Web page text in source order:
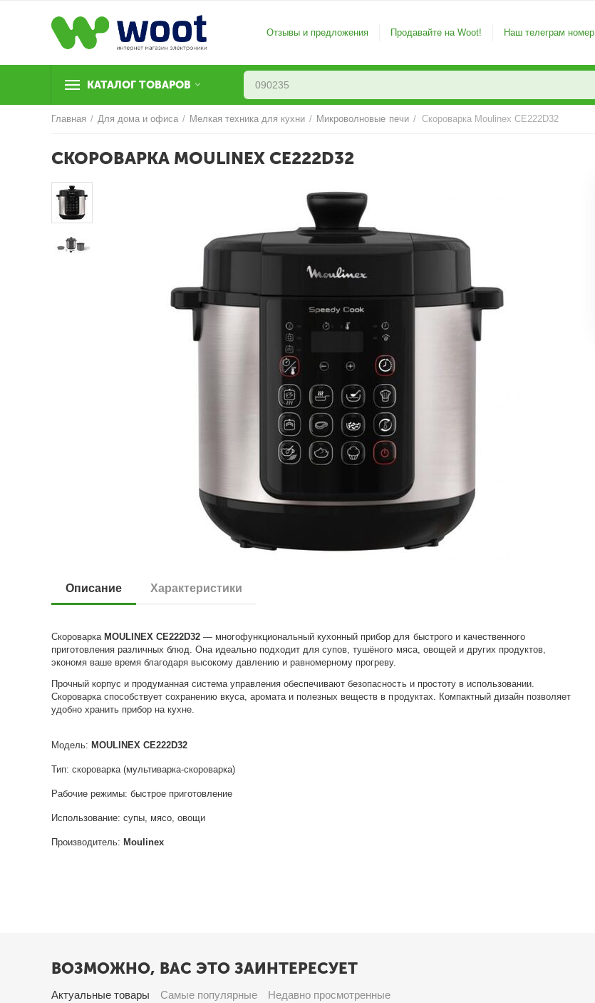
Отзывы и предложения Продавайте на Woot! Наш телеграм номер
КАТАЛОГ ТОВАРОВ
Главная / Для дома и офиса / Мелкая техника для кухни / Микроволновые печи / Скороварка Moulinex CE222D32
СКОРОВАРКА MOULINEX CE222D32
Описание Характеристики
Скороварка MOULINEX CE222D32 — многофункциональный кухонный прибор для быстрого и качественного
приготовления различных блюд. Она идеально подходит для супов, тушёного мяса, овощей и других продуктов,
экономя ваше время благодаря высокому давлению и равномерному прогреву.
Прочный корпус и продуманная система управления обеспечивают безопасность и простоту в использовании.
Скороварка способствует сохранению вкуса, аромата и полезных веществ в продуктах. Компактный дизайн позволяет
удобно хранить прибор на кухне.
Модель: MOULINEX CE222D32
Тип: скороварка (мультиварка-скороварка)
Рабочие режимы: быстрое приготовление
Использование: супы, мясо, овощи
Производитель: Moulinex
ВОЗМОЖНО, ВАС ЭТО ЗАИНТЕРЕСУЕТ
Актуальные товары Самые популярные Недавно просмотренные